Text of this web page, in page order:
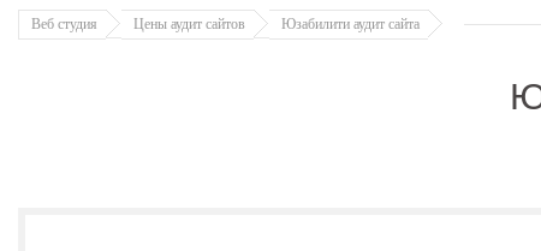
Веб студия Цены аудит сайтов Юзабилити аудит сайта